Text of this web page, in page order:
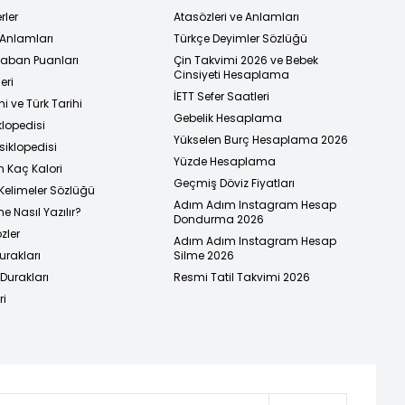
Puanları
ve Türk Tarihi
Kaç Kalori
Sözlüğü
Nasıl Yazılır?
Atasözleri ve Anlamları
Türkçe Deyimler Sözlüğü
Çin Takvimi 2026 ve Bebek
Cinsiyeti Hesaplama
İETT Sefer Saatleri
Gebelik Hesaplama
Yükselen Burç Hesaplama 2026
Yüzde Hesaplama
Geçmiş Döviz Fiyatları
Adım Adım Instagram Hesap
Dondurma 2026
Adım Adım Instagram Hesap
Silme 2026
Resmi Tatil Takvimi 2026